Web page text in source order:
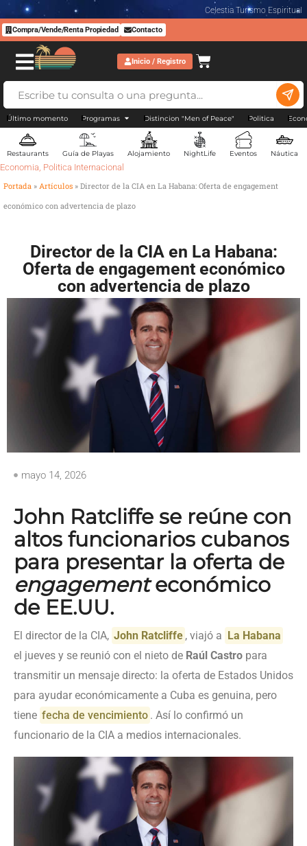
Celestia Turismo Espiritual
Compra/Vende/Renta Propiedad Contacto
Inicio / Registro
Último momento Programas Distincion "Men of Peace" Politica
Restaurants Guía de Playas Alojamiento NightLife Eventos Náutica
Economia, Politica Internacional
Portada » Artículos » Director de la CIA en La Habana: Oferta de engagement
económico con advertencia de plazo
Director de la CIA en La Habana:
Oferta de engagement económico
con advertencia de plazo
mayo 14, 2026
John Ratcliffe se reúne con
altos funcionarios cubanos
para presentar la oferta de
engagementeconómico
de EE.UU.
El director de la CIA, John Ratcliffe , viajó a La Habana
el jueves y se reunió con el nieto de Raúl Castro para
transmitir un mensaje directo: la oferta de Estados Unidos
para ayudar económicamente a Cuba es genuina, pero
tiene fecha de vencimiento . Así lo confirmó un
funcionario de la CIA a medios internacionales.